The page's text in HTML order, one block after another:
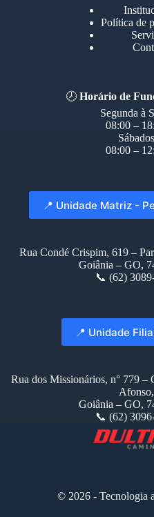
Política de
🕗Horário de
Segunda à
08:00 –
Sábados
08:00 –
📍 Unidade Matriz -
Rua Condé Crispim, 619 –
Goiânia – GO,
📞 (62)
📍 Unidade
Rua dos Missionários, n° 779
Afonso,
Goiânia – GO,
📞 (62)
© 2026 - Tecnologia